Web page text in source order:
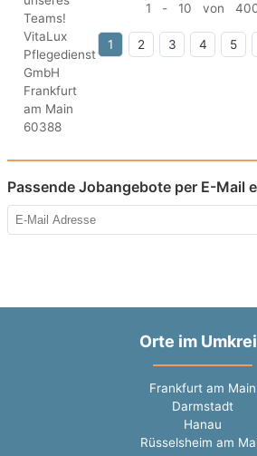
1 - 10 von
1 2 3 4 5
Passende Jobangebote per E-Mail
Orte im
Frankfurt am Main
Darmstadt
Hanau
Rüsselsheim am